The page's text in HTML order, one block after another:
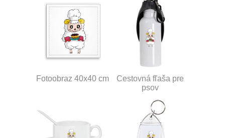
Fotoobraz 40x40 cm
Cestovná fľaša pre
psov